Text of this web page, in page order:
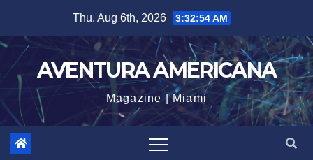
content
Thu. Aug 6th, 2026 3:32:55 AM
AVENTURA AMERICANA
Magazine | Miami